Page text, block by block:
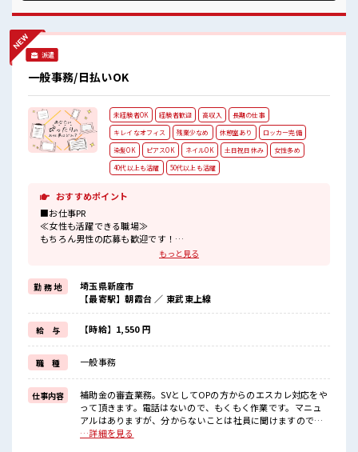
お仕事に集中♪
派遣
一般事務/日払いOK
未経験者OK 経験者歓迎 高収入
長期の仕事
キレイなオフィス
残業少なめ 休憩室あり
ロッカー完備
染髪OK
ピアスOK ネイルOK 土日祝日休み
女性多め
40代以上も活躍
50代以上も活躍
おすすめポイント
■お仕事PR
≪女性も活躍できる職場≫
もちろん男性の応募も歓迎です！
残業はほとんどナシ！
≪土日祝休のお仕事≫
家族や友人と一緒にプライベート満喫！
≪髪色自由で自分らしく働く≫
明るすぎたり奇抜でなければ基本的に自由！
(規定有)≪未経験の方も大カンゲイ≫
新しいことにチャレンジするのは不安だけど、
しっかり働く環境が整っています！
イチからスキルUP・ステップUP目指していきましょう！
■職場の雰囲気
女性多めで休み時間は女子トークがあふれる職場です！
もちろん男性の応募もOKですよ！
もっと見る
勤 務 地
埼玉県新座市
【最寄駅】朝霞台 ／ 東武東上線
給 与 【時給】1,550 円
職 種 一般事務
仕事内容
補助金の審査業務。SVとしてOPの方からのエスカレ対応をや
って頂きます。電話はないので、もくもく作業です。マニュ
アルはありますが、分からないことは社員に聞けますので、
安心してください。 ■お仕事PR ≪女性も活躍できる職場≫ も
…詳細を見る